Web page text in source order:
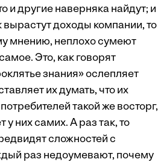
и другие наверняка найдут; и
доходы компании, то
мнению, неплохо сумеют
Это, как говорят
знания» ослепляет
их думать, что их
такой же восторг,
у них самих. А раз так, то
сложностей с
раз недоумевают, почему